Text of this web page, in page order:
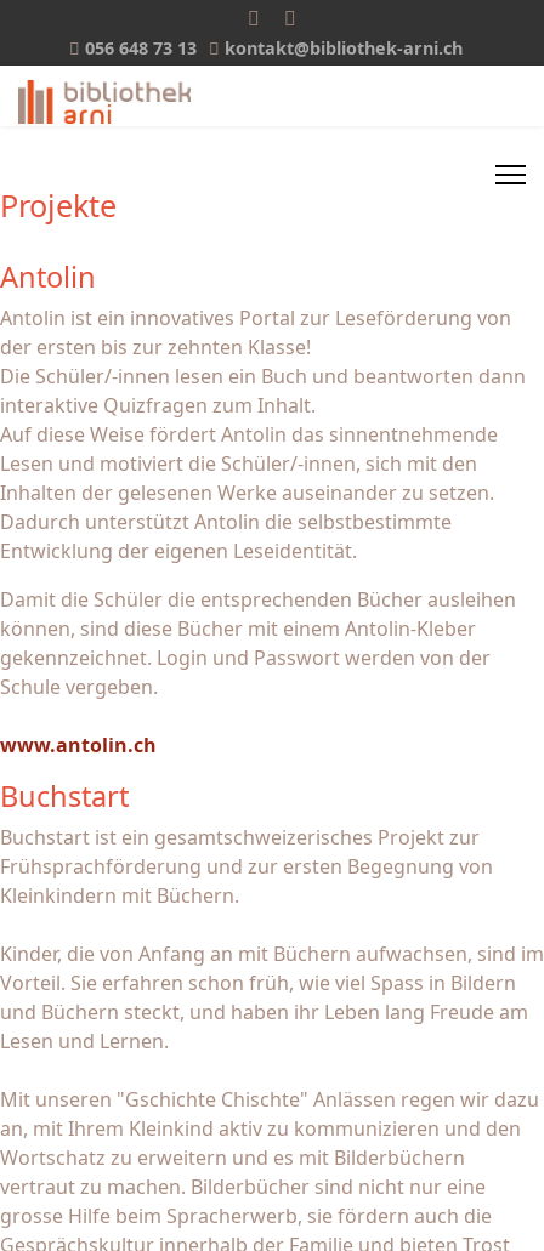
056 648 73 13 kontakt@bibliothek-arni.ch
Projekte
Antolin
Antolin ist ein innovatives Portal zur Leseförderung von
der ersten bis zur zehnten Klasse!
Die Schüler/-innen lesen ein Buch und beantworten dann
interaktive Quizfragen zum Inhalt.
Auf diese Weise fördert Antolin das sinnentnehmende
Lesen und motiviert die Schüler/-innen, sich mit den
Inhalten der gelesenen Werke auseinander zu setzen.
Dadurch unterstützt Antolin die selbstbestimmte
Entwicklung der eigenen Leseidentität.
Damit die Schüler die entsprechenden Bücher ausleihen
können, sind diese Bücher mit einem Antolin-Kleber
gekennzeichnet. Login und Passwort werden von der
Schule vergeben.
www.antolin.ch
Buchstart
Buchstart ist ein gesamtschweizerisches Projekt zur
Frühsprachförderung und zur ersten Begegnung von
Kleinkindern mit Büchern.
Kinder, die von Anfang an mit Büchern aufwachsen, sind im
Vorteil. Sie erfahren schon früh, wie viel Spass in Bildern
und Büchern steckt, und haben ihr Leben lang Freude am
Lesen und Lernen.
Mit unseren "Gschichte Chischte" Anlässen regen wir dazu
an, mit Ihrem Kleinkind aktiv zu kommunizieren und den
Wortschatz zu erweitern und es mit Bilderbüchern
vertraut zu machen. Bilderbücher sind nicht nur eine
grosse Hilfe beim Spracherwerb, sie fördern auch die
Gesprächskultur innerhalb der Familie und bieten Trost